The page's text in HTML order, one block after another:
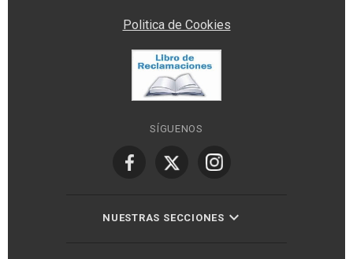
Politica de Cookies
SÍGUENOS
NUESTRAS SECCIONES